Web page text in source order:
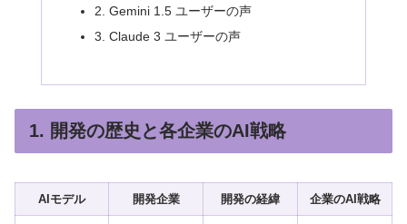
2. Gemini 1.5 ユーザーの声
3. Claude 3 ユーザーの声
1. 開発の歴史と各企業のAI戦略
AIモデル 開発企業 開発の経緯 企業のAI戦略